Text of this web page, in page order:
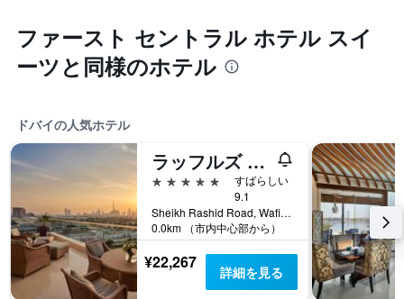
ファースト セントラル ホテル スイ
ーツと同様のホテル
ドバイの人気ホテル
ラッフルズ ドバイ
5つ星
すばらしい
9.1
Sheikh Rashid Road, Wafi, PO Box 121800, ドバイ, アラブ首長国連邦
0.0km （市内中心部から）
¥22,267 詳細を見る